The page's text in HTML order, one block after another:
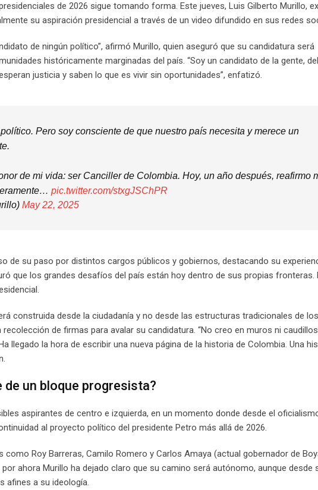
de 2026 sigue tomando forma. Este jueves, Luis Gilberto Murillo,
su aspiración presidencial a través de un video difundido en sus redes
de ningún político”, afirmó Murillo, quien aseguró que su candidatura será
históricamente marginadas del país. “Soy un candidato de la gente,
justicia y saben lo que es vivir sin oportunidades”, enfatizó.
Pero soy consciente de que nuestro país necesita y merece un
de mi vida: ser Canciller de Colombia. Hoy, un año después, reafirmo
pic.twitter.com/stxgJSChPR
May 22, 2025
de su paso por distintos cargos públicos y gobiernos, destacando su
que los grandes desafíos del país están hoy dentro de sus propias fronteras.
construida desde la ciudadanía y no desde las estructuras tradicionales de
de firmas para avalar su candidatura. “No creo en muros ni
llegado la hora de escribir una nueva página de la historia de Colombia. Una
un bloque progresista?
aspirantes de centro e izquierda, en un momento donde desde el
al proyecto político del presidente Petro más allá de 2026.
como Roy Barreras, Camilo Romero y Carlos Amaya (actual gobernador de
ahora Murillo ha dejado claro que su camino será autónomo, aunque desde
afines a su ideología.